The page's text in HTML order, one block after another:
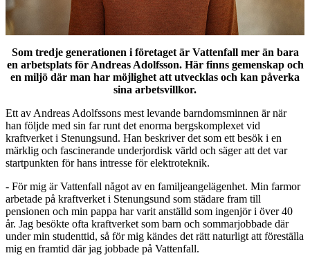
Som tredje generationen i företaget är Vattenfall mer än bara
en arbetsplats för Andreas Adolfsson. Här finns gemenskap och
en miljö där man har möjlighet att utvecklas och kan påverka
sina arbetsvillkor.
Ett av Andreas Adolfssons mest levande barndomsminnen är när
han följde med sin far runt det enorma bergskomplexet vid
kraftverket i Stenungsund. Han beskriver det som ett besök i en
märklig och fascinerande underjordisk värld och säger att det var
startpunkten för hans intresse för elektroteknik.
- För mig är Vattenfall något av en familjeangelägenhet. Min farmor
arbetade på kraftverket i Stenungsund som städare fram till
pensionen och min pappa har varit anställd som ingenjör i över 40
år. Jag besökte ofta kraftverket som barn och sommarjobbade där
under min studenttid, så för mig kändes det rätt naturligt att föreställa
mig en framtid där jag jobbade på Vattenfall.